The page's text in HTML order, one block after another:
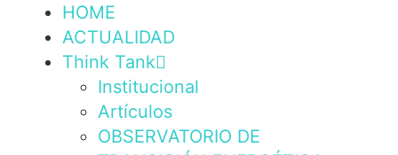
HOME
ACTUALIDAD
Think Tank
Institucional
Artículos
OBSERVATORIO DE